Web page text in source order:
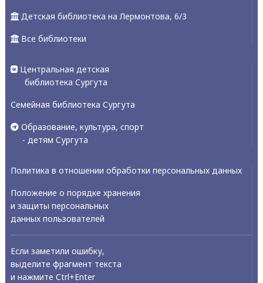
Детская библиотека на Лермонтова, 6/3
Все библиотеки
Центральная детская
библиотека Сургута
Семейная библиотека Сургута
Образование, культура, спорт
- детям Сургута
Политика в отношении обработки персональных данных
Положение о порядке хранения
и защиты персональных
данных пользователей
Если заметили ошибку,
выделите фрагмент текста
и нажмите Ctrl+Enter